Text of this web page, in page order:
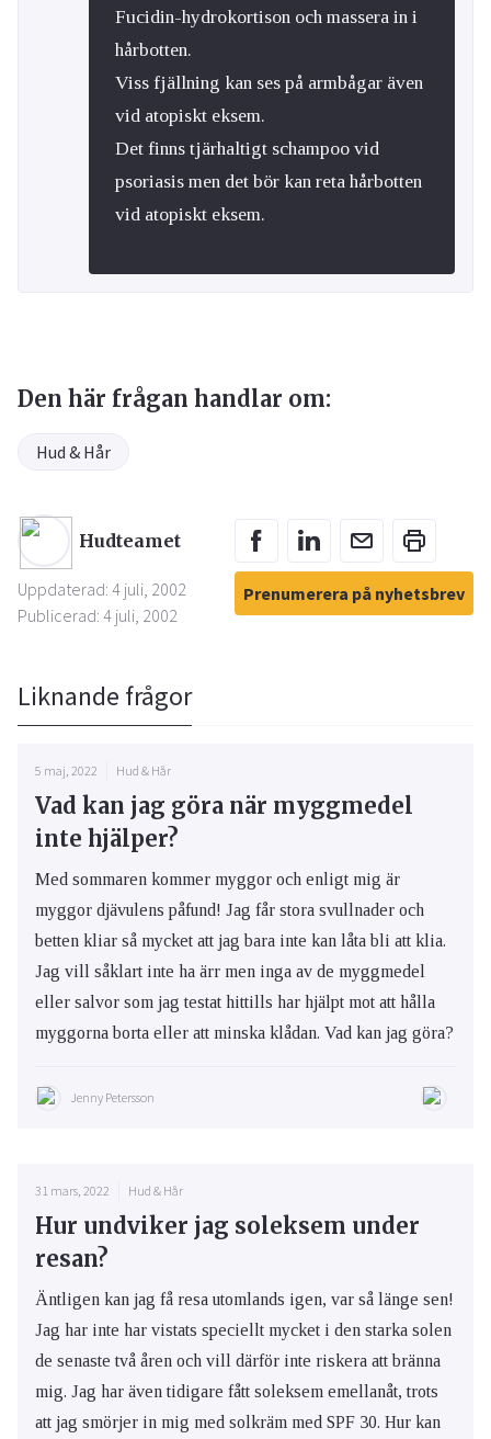
Fucidin-hydrokortison och massera in i
hårbotten.
Viss fjällning kan ses på armbågar även
vid atopiskt eksem.
Det finns tjärhaltigt schampoo vid
psoriasis men det bör kan reta hårbotten
vid atopiskt eksem.
Den här frågan handlar om:
Hud & Hår
Hudteamet
Uppdaterad: 4 juli, 2002
Publicerad: 4 juli, 2002
Prenumerera på nyhetsbrev
Liknande frågor
5 maj, 2022 Hud & Hår
Vad kan jag göra när myggmedel
inte hjälper?
Med sommaren kommer myggor och enligt mig är
myggor djävulens påfund! Jag får stora svullnader och
betten kliar så mycket att jag bara inte kan låta bli att klia.
Jag vill såklart inte ha ärr men inga av de myggmedel
eller salvor som jag testat hittills har hjälpt mot att hålla
myggorna borta eller att minska klådan. Vad kan jag göra?
Jenny Petersson
31 mars, 2022 Hud & Hår
Hur undviker jag soleksem under
resan?
Äntligen kan jag få resa utomlands igen, var så länge sen!
Jag har inte har vistats speciellt mycket i den starka solen
de senaste två åren och vill därför inte riskera att bränna
mig. Jag har även tidigare fått soleksem emellanåt, trots
att jag smörjer in mig med solkräm med SPF 30. Hur kan